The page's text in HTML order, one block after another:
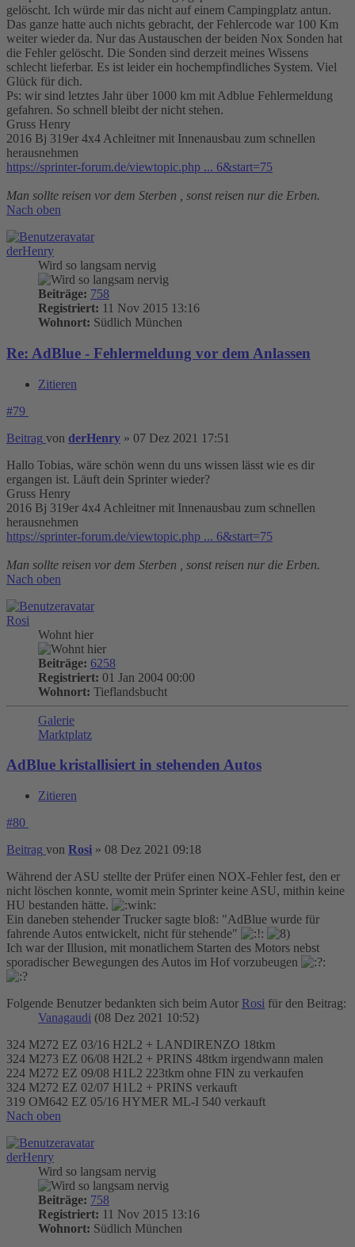
gelöscht. Ich würde mir das nicht auf einem Campingplatz antun.
Das ganze hatte auch nichts gebracht, der Fehlercode war 100 Km
weiter wieder da. Nur das Austauschen der beiden Nox Sonden hat
die Fehler gelöscht. Die Sonden sind derzeit meines Wissens
schlecht lieferbar. Es ist leider ein hochempfindliches System. Viel
Glück für dich.
Ps: wir sind letztes Jahr über 1000 km mit Adblue Fehlermeldung
gefahren. So schnell bleibt der nicht stehen.
Gruss Henry
2016 Bj 319er 4x4 Achleitner mit Innenausbau zum schnellen
herausnehmen
https://sprinter-forum.de/viewtopic.php ... 6&start=75
Man sollte reisen vor dem Sterben , sonst reisen nur die Erben.
Nach oben
derHenry
Wird so langsam nervig
Beiträge: 758
Registriert: 11 Nov 2015 13:16
Wohnort: Südlich München
Re: AdBlue - Fehlermeldung vor dem Anlassen
Zitieren
#79
Beitrag von derHenry » 07 Dez 2021 17:51
Hallo Tobias, wäre schön wenn du uns wissen lässt wie es dir
ergangen ist. Läuft dein Sprinter wieder?
Gruss Henry
2016 Bj 319er 4x4 Achleitner mit Innenausbau zum schnellen
herausnehmen
https://sprinter-forum.de/viewtopic.php ... 6&start=75
Man sollte reisen vor dem Sterben , sonst reisen nur die Erben.
Nach oben
Rosi
Wohnt hier
Beiträge: 6258
Registriert: 01 Jan 2004 00:00
Wohnort: Tieflandsbucht
Galerie
Marktplatz
AdBlue kristallisiert in stehenden Autos
Zitieren
#80
Beitrag von Rosi » 08 Dez 2021 09:18
Während der ASU stellte der Prüfer einen NOX-Fehler fest, den er
nicht löschen konnte, womit mein Sprinter keine ASU, mithin keine
HU bestanden hätte.
Ein daneben stehender Trucker sagte bloß: "AdBlue wurde für
fahrende Autos entwickelt, nicht für stehende"
Ich war der Illusion, mit monatlichem Starten des Motors nebst
sporadischer Bewegungen des Autos im Hof vorzubeugen
Folgende Benutzer bedankten sich beim Autor Rosi für den Beitrag:
Vanagaudi (08 Dez 2021 10:52)
324 M272 EZ 03/16 H2L2 + LANDIRENZO 18tkm
324 M273 EZ 06/08 H2L2 + PRINS 48tkm irgendwann malen
224 M272 EZ 09/08 H1L2 223tkm ohne FIN zu verkaufen
324 M272 EZ 02/07 H1L2 + PRINS verkauft
319 OM642 EZ 05/16 HYMER ML-I 540 verkauft
Nach oben
derHenry
Wird so langsam nervig
Beiträge: 758
Registriert: 11 Nov 2015 13:16
Wohnort: Südlich München